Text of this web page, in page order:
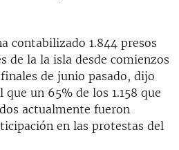
contabilizado 1.844 presos
de la la isla desde comienzos
de junio pasado, dijo
un 65% de los 1.158 que
actualmente fueron
en las protestas del